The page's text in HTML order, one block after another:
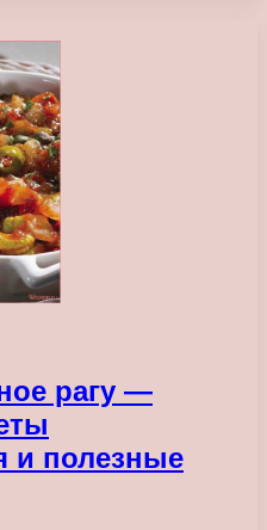
рагу —
и полезные